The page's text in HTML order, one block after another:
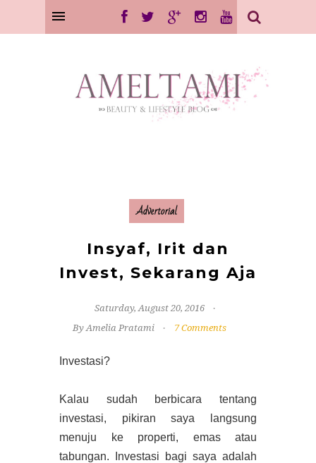
Advertorial
Insyaf, Irit dan
Invest, Sekarang Aja
Saturday, August 20, 2016
By Amelia Pratami
7 Comments
Investasi?
Kalau sudah berbicara tentang
investasi, pikiran saya langsung
menuju ke properti, emas atau
tabungan. Investasi bagi saya adalah